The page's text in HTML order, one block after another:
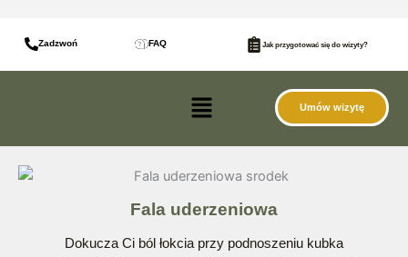
treści
Zadzwoń FAQ Jak przygotować się do wizyty?
Menu Umów wizytę
Fala uderzeniowa
Dokucza Ci ból łokcia przy podnoszeniu kubka